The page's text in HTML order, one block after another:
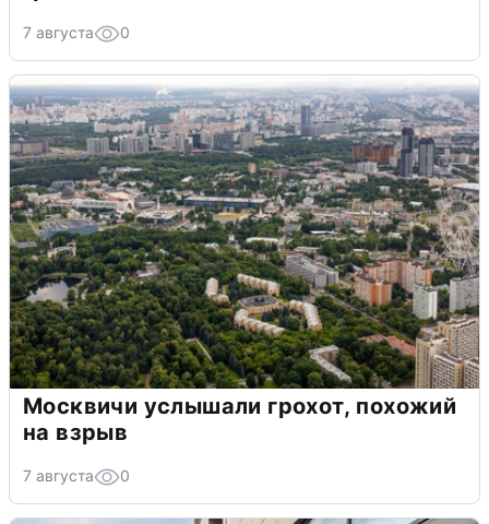
7 августа 0
Москвичи услышали грохот, похожий
на взрыв
7 августа 0